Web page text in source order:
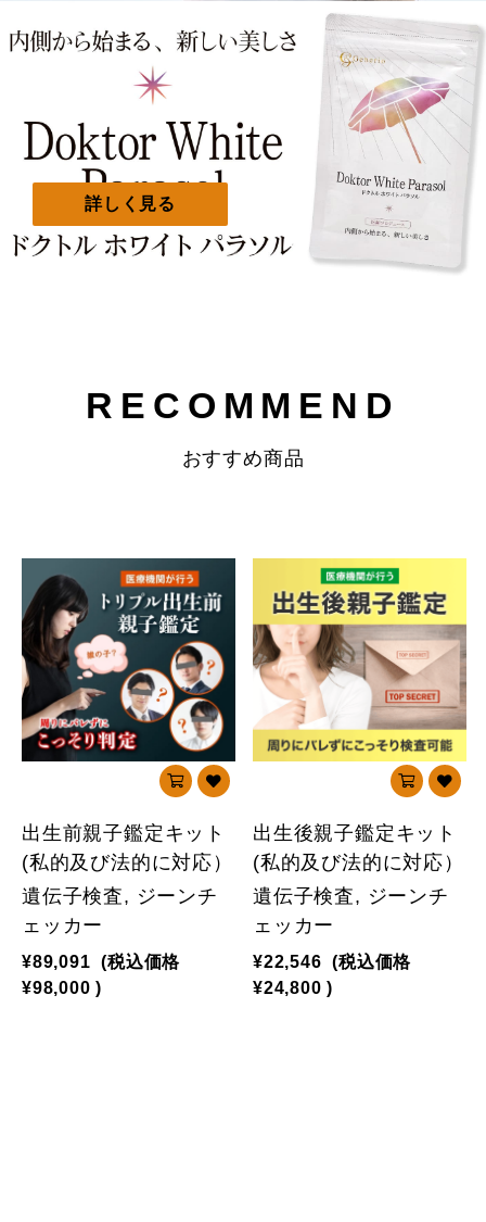
詳しく見る
詳しく見る
RECOMMEND
おすすめ商品
出生前親子鑑定キット
(私的及び法的に対応）
遺伝子検査, ジーンチ
ェッカー
¥89,091 (税込価格
¥98,000 )
出生後親子鑑定キット
(私的及び法的に対応）
遺伝子検査, ジーンチ
ェッカー
¥22,546 (税込価格
¥24,800 )